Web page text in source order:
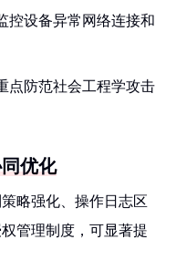
控设备异常网络连接和
点防范社会工程学攻击
优化
略强化、操作日志区
管理制度，可显著提